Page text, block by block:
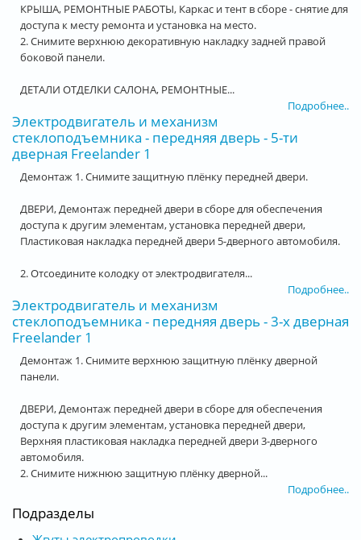
КРЫША, РЕМОНТНЫЕ РАБОТЫ, Каркас и тент в сборе - снятие для
доступа к месту ремонта и установка на место.
2. Снимите верхнюю декоративную накладку задней правой
боковой панели.
ДЕТАЛИ ОТДЕЛКИ САЛОНА, РЕМОНТНЫЕ...
Подробнее..
Электродвигатель и механизм
стеклоподъемника - передняя дверь - 5-ти
дверная Freelander 1
Демонтаж 1. Снимите защитную плёнку передней двери.
ДВЕРИ, Демонтаж передней двери в сборе для обеспечения
доступа к другим элементам, установка передней двери,
Пластиковая накладка передней двери 5-дверного автомобиля.
2. Отсоедините колодку от электродвигателя...
Подробнее..
Электродвигатель и механизм
стеклоподъемника - передняя дверь - 3-х дверная
Freelander 1
Демонтаж 1. Снимите верхнюю защитную плёнку дверной
панели.
ДВЕРИ, Демонтаж передней двери в сборе для обеспечения
доступа к другим элементам, установка передней двери,
Верхняя пластиковая накладка передней двери 3-дверного
автомобиля.
2. Снимите нижнюю защитную плёнку дверной...
Подробнее..
Подразделы